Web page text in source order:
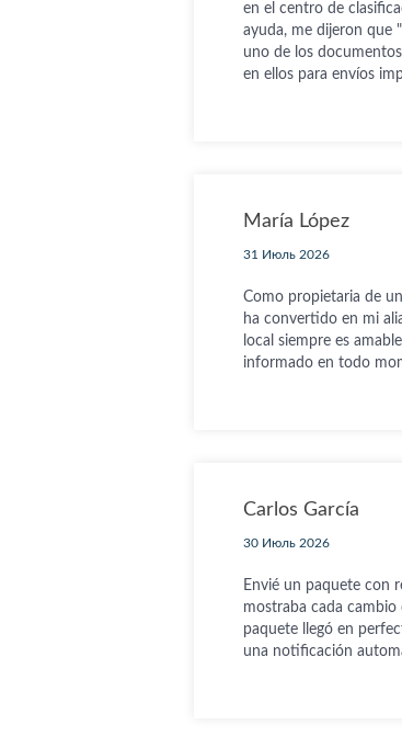
en el centro de
ayuda, me dijeron que
uno de los
en ellos para envíos
María López
31 Июль 2026
Como propietaria de
ha convertido en mi
local siempre es
informado en todo
Carlos García
30 Июль 2026
Envié un paquete con
mostraba cada cambio
paquete llegó en
una notificación